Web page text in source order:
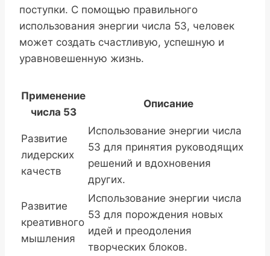
поступки. С помощью правильного
использования энергии числа 53, человек
может создать счастливую, успешную и
уравновешенную жизнь.
Применение
числа 53
Описание
Развитие
лидерских
качеств
Использование энергии числа
53 для принятия руководящих
решений и вдохновения
других.
Развитие
креативного
мышления
Использование энергии числа
53 для порождения новых
идей и преодоления
творческих блоков.